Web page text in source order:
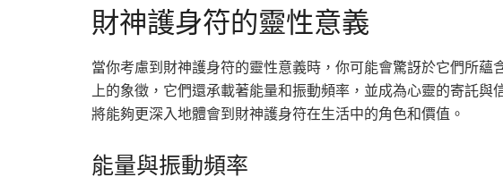
財神護身符的靈性意義
當你考慮到財神護身符的靈性意義時，你可能會驚訝於它們所蘊
上的象徵，它們還承載著能量和振動頻率，並成為心靈的寄託
將能夠更深入地體會到財神護身符在生活中的角色和價值。
能量與振動頻率